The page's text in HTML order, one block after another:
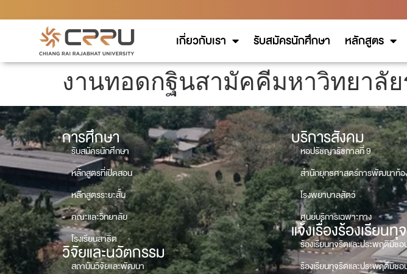
เกี่ยวกับเรา รับสมัครนักศึกษา หลักสูตร
งานทอดกฐินสามัคคีมหาวิทยาลั
การศึกษา
รับสมัครนักศึกษา
หลักสูตรที่เปิดสอน
หลักสูตรระยะสั้น
คณะและวิทยาลัย
โรงเรียนสาธิต
วิจัยและนวัตกรรม
สถาบันวิจัยและพัฒนา
บริการสังคม
หอปรัชญารัชกาลที่ 9
สำนักยุทธศาสตร์การพัฒนาท้อ
โรงพยาบาลสัตว์
ศูนย์บริการเฉพาะทาง
แจ้งเรื่องร้องเรียนทุ
ร้องเรียนทุจริตและประพฤติมิชอ
ร้องเรียนทุจริตและประพฤติมิช